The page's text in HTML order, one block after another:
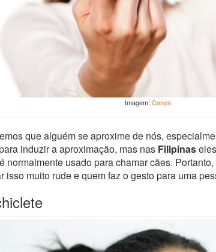
Imagem:Canva
que alguém se aproxime de nós,
induzir a aproximação, mas nas Filipinas
normalmente usado para chamar cães.
isso muito rude e quem faz o gesto para uma